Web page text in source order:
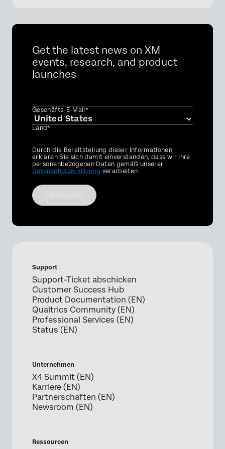
Get the latest news on XM
events, research, and product
launches
Geschäfts-E-Mail*
Land*
Privacy
Optin
Durch die Bereitstellung dieser Informationen
erklären Sie sich damit einverstanden, dass wir Ihre
personenbezogenen Daten gemäß unserer
Datenschutzerklärung verarbeiten
Support
Support-Ticket abschicken
Customer Success Hub
Product Documentation (EN)
Qualtrics Community (EN)
Professional Services (EN)
Status (EN)
Unternehmen
X4 Summit (EN)
Karriere (EN)
Partnerschaften (EN)
Newsroom (EN)
Ressourcen